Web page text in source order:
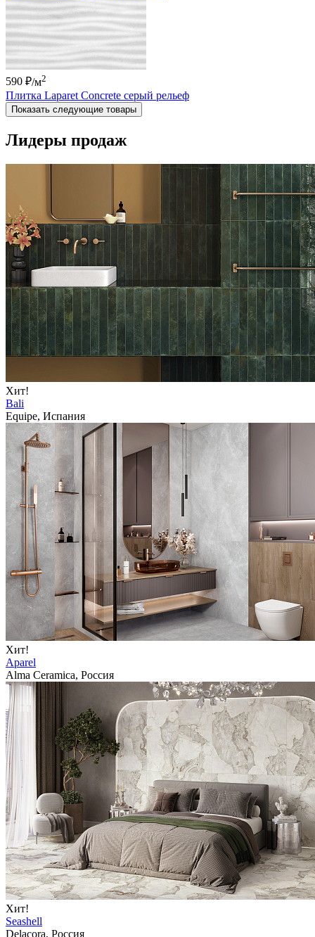
590 ₽/м2
Плитка Laparet Concrete серый рельеф
Показать следующие товары
Лидеры продаж
Хит!
Bali
Equipe, Испания
Хит!
Aparel
Alma Ceramica, Россия
Хит!
Seashell
Delacora, Россия